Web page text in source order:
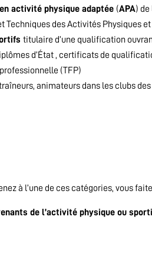
activité physique adaptée (APA)
Techniques des Activités Physiques et
titulaire d’une qualification
d’État , certificats de
(TFP)
animateurs dans les clubs
à l’une de ces catégories, vous
de l’activité physique ou